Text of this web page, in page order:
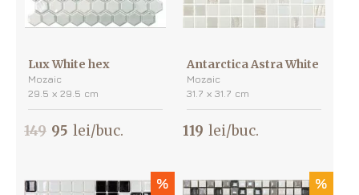
Lux White hex
Mozaic
29.5 х 29.5 cm
149 95 lei/buc.
Antarctica Astra White
Mozaic
31.7 х 31.7 cm
119 lei/buc.
% %